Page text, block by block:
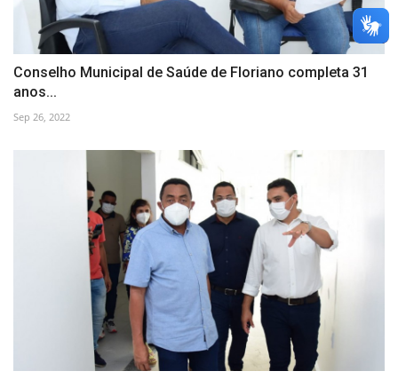
Conselho Municipal de Saúde de Floriano completa 31
anos...
Sep 26, 2022